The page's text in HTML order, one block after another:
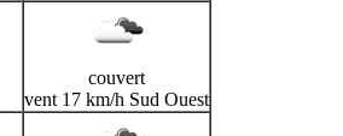
couvert
vent 17 km/h Sud Ouest